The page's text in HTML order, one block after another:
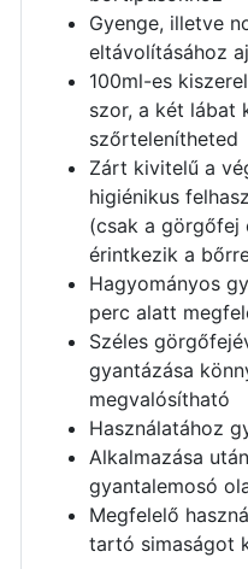
Gyenge, illetve
eltávolításához
100ml-es
szor, a két lábat
szőrtelenítheted
Zárt kivitelű a
higiénikus
(csak a görgőfej
érintkezik a
Hagyományos
perc alatt
Széles
gyantázása
megvalósítható
Használatához
Alkalmazása
gyantalemosó
Megfelelő
tartó simaságot